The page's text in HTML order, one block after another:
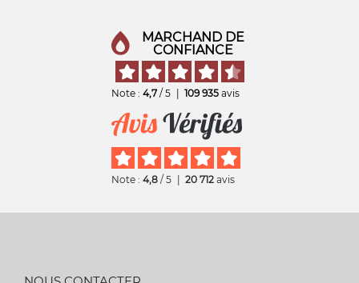
MARCHAND DE
CONFIANCE
Note : 4,7 / 5 109 935 avis
Note : 4,8 / 5 20 712 avis